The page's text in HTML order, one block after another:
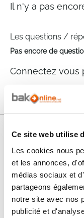
Ce site web utilise
Les cookies nous
et les annonces,
médias sociaux et
partageons
notre site avec nos
publicité et
Il n'y a pas
Les questions /
Pas encore de
Connectez vous
Nos services
Paiement
100% sécurisé
Livraison
24/72H